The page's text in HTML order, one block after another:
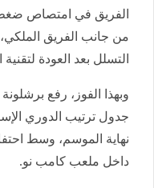
الفريق في امتصاص
من جانب الفريق الملكي،
التسلل بعد العودة لتقنية
جدول ترتيب الدوري
نهاية الموسم، وسط
داخل ملعب كامب نو.